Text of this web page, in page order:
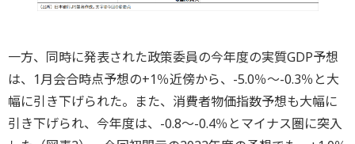
一方、同時に発表された政策委員の今年度の実質GDP予想
は、1月会合時点予想の+1％近傍から、-5.0％～-0.3％と大
幅に引き下げられた。また、消費者物価指数予想も大幅に
引き下げられ、今年度は、-0.8～-0.4％とマイナス圏に突入